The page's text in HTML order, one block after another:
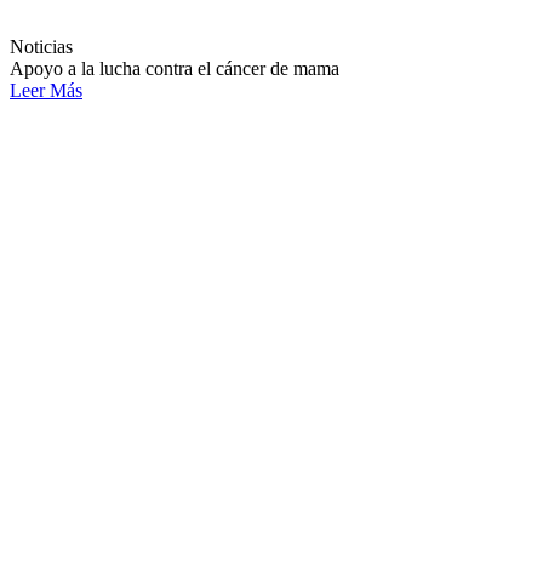
Noticias
Apoyo a la lucha contra el cáncer de mama
Leer Más